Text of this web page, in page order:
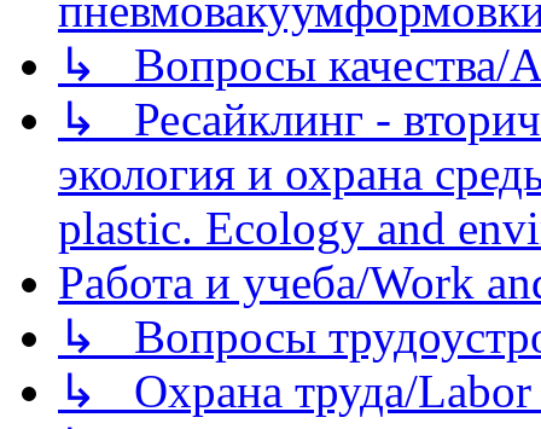
↳ Вопросы качества/
↳ Ресайклинг -
экология и охрана
plastic. Ecology and
Работа и учеба/Work
↳ Вопросы
↳ Охрана труда/Labor